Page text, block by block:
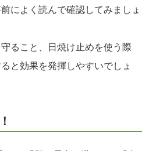
によく読んで確認してみましょ
ること、日焼け止めを使う際
と効果を発揮しやすいでしょ